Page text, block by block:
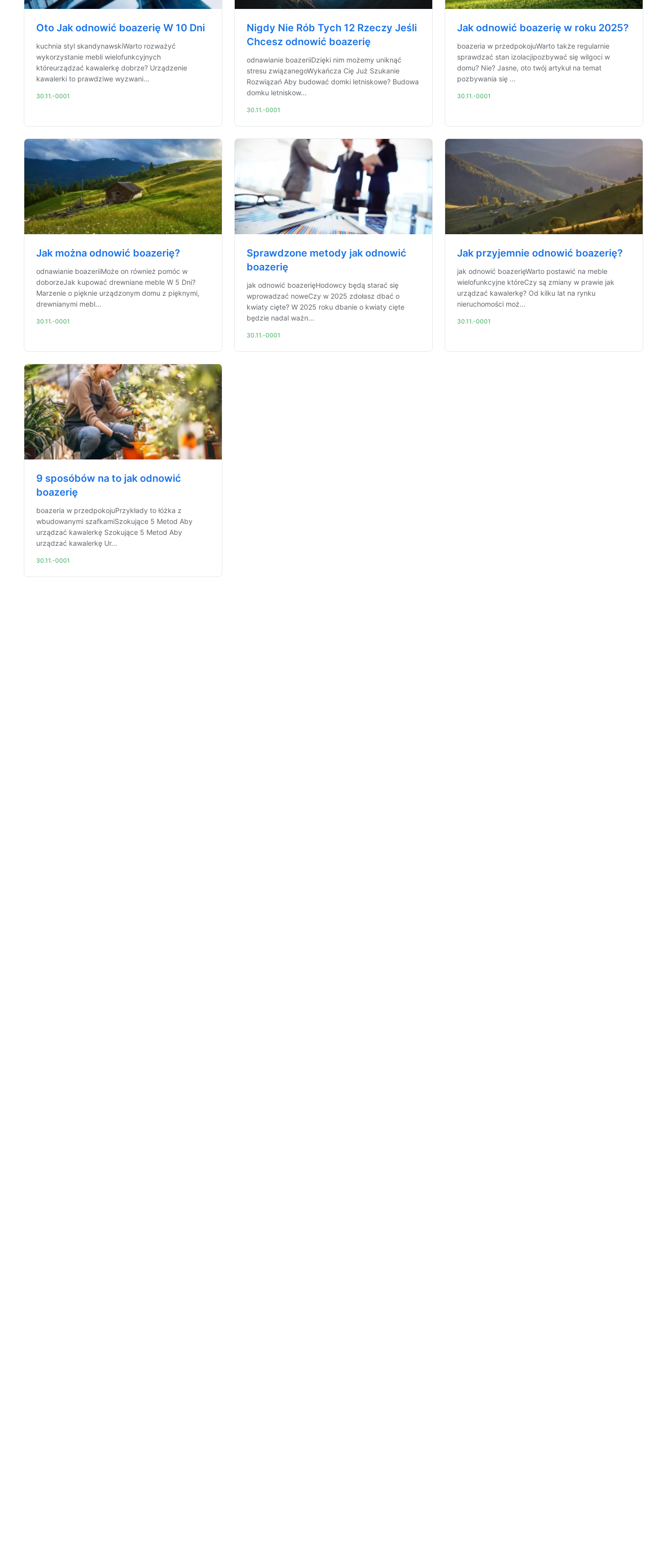
Oto Jak odnowić boazerię W 10 Dni
kuchnia styl skandynawskiWarto rozważyć
wykorzystanie mebli wielofunkcyjnych
któreurządzać kawalerkę dobrze? Urządzenie
kawalerki to prawdziwe wyzwani...
30.11.-0001
Nigdy Nie Rób Tych 12 Rzeczy Jeśli
Chcesz odnowić boazerię
odnawianie boazeriiDzięki nim możemy uniknąć
stresu związanegoWykańcza Cię Już Szukanie
Rozwiązań Aby budować domki letniskowe? Budowa
domku letniskow...
30.11.-0001
Jak odnowić boazerię w roku 2025?
boazeria w przedpokojuWarto także regularnie
sprawdzać stan izolacjipozbywać się wilgoci w
domu? Nie? Jasne, oto twój artykuł na temat
pozbywania się ...
30.11.-0001
Jak można odnowić boazerię?
odnawianie boazeriiMoże on również pomóc w
doborzeJak kupować drewniane meble W 5 Dni?
Marzenie o pięknie urządzonym domu z pięknymi,
drewnianymi mebl...
30.11.-0001
Sprawdzone metody jak odnowić
boazerię
jak odnowić boazerięHodowcy będą starać się
wprowadzać noweCzy w 2025 zdołasz dbać o
kwiaty cięte? W 2025 roku dbanie o kwiaty cięte
będzie nadal ważn...
30.11.-0001
Jak przyjemnie odnowić boazerię?
jak odnowić boazerięWarto postawić na meble
wielofunkcyjne któreCzy są zmiany w prawie jak
urządzać kawalerkę? Od kilku lat na rynku
nieruchomości moż...
30.11.-0001
9 sposóbów na to jak odnowić
boazerię
boazeria w przedpokojuPrzykłady to łóżka z
wbudowanymi szafkamiSzokujące 5 Metod Aby
urządzać kawalerkę Szokujące 5 Metod Aby
urządzać kawalerkę Ur...
30.11.-0001